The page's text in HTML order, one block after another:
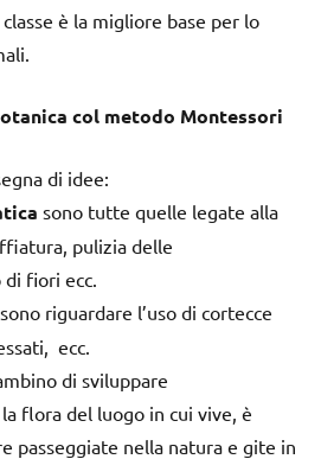
è la migliore base per lo
col metodo Montessori
di idee:
sono tutte quelle legate alla
pulizia delle
fiori ecc.
riguardare l’uso di cortecce
ecc.
di sviluppare
flora del luogo in cui vive, è
passeggiate nella natura e gite in